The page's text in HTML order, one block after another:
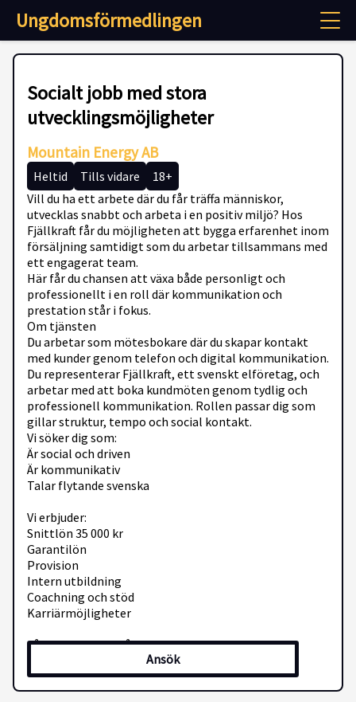
Ungdomsförmedlingen
Socialt jobb med stora
utvecklingsmöjligheter
Mountain Energy AB
Heltid Tills vidare
18+
Vill du ha ett arbete där du får träffa människor,
utvecklas snabbt och arbeta i en positiv miljö? Hos
Fjällkraft får du möjligheten att bygga erfarenhet inom
försäljning samtidigt som du arbetar tillsammans med
ett engagerat team.
Här får du chansen att växa både personligt och
professionellt i en roll där kommunikation och
prestation står i fokus.
Om tjänsten
Du arbetar som mötesbokare där du skapar kontakt
med kunder genom telefon och digital kommunikation.
Du representerar Fjällkraft, ett svenskt elföretag, och
arbetar med att boka kundmöten genom tydlig och
professionell kommunikation. Rollen passar dig som
gillar struktur, tempo och social kontakt.
Vi söker dig som:
Är social och driven
Är kommunikativ
Talar flytande svenska
Vi erbjuder:
Snittlön 35 000 kr
Garantilön
Provision
Intern utbildning
Coachning och stöd
Karriärmöjligheter
Låter detta som något för dig? Skicka in din ansökan
redan idag – urval sker löpande!
Skicka din ansökan till: lund@fjallkraft.se
Välkommen med din ansökan
Ansök